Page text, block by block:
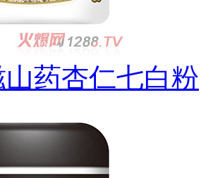
山药杏仁七白粉